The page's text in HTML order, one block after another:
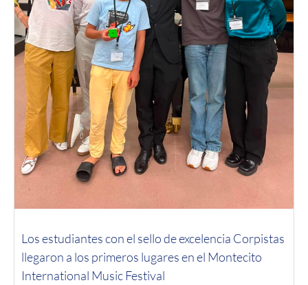
Los estudiantes con el sello de excelencia Corpistas
llegaron a los primeros lugares en el Montecito
International Music Festival